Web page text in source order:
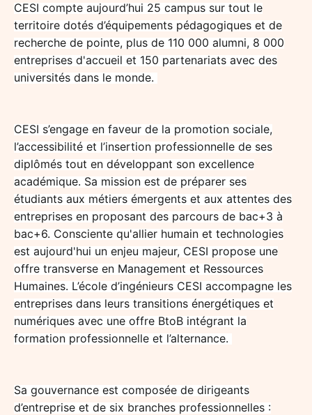
CESI compte aujourd’hui 25 campus sur tout le
territoire dotés d’équipements pédagogiques et de
recherche de pointe, plus de 110 000 alumni, 8 000
entreprises d'accueil et 150 partenariats avec des
universités dans le monde.
CESI s’engage en faveur de la promotion sociale,
l’accessibilité et l’insertion professionnelle de ses
diplômés tout en développant son excellence
académique. Sa mission est de préparer ses
étudiants aux métiers émergents et aux attentes des
entreprises en proposant des parcours de bac+3 à
bac+6. Consciente qu'allier humain et technologies
est aujourd'hui un enjeu majeur, CESI propose une
offre transverse en Management et Ressources
Humaines. L’école d’ingénieurs CESI accompagne les
entreprises dans leurs transitions énergétiques et
numériques avec une offre BtoB intégrant la
formation professionnelle et l’alternance.
Sa gouvernance est composée de dirigeants
d’entreprise et de six branches professionnelles :